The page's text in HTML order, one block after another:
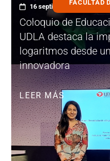
FACULTAD
16 septiembre, 2025
Coloquio de
UDLA destaca la
logaritmos desde
innovadora
LEER MÁS